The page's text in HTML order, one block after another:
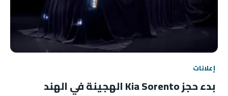
إعلانات
بدء حجز Kia Sorento الهجينة في الهند